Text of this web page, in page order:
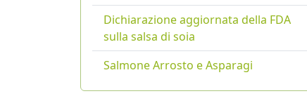
Dichiarazione aggiornata della FDA
sulla salsa di soia
Salmone Arrosto e Asparagi